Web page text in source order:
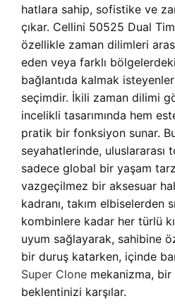
hatlara sahip, sofistike ve
çıkar. Cellini 50525 Dual
özellikle zaman dilimleri
eden veya farklı
bağlantıda kalmak
seçimdir. İkili zaman dilimi
incelikli tasarımında hem
pratik bir fonksiyon sunar.
seyahatlerinde, uluslararası
sadece global bir yaşam
vazgeçilmez bir aksesuar
kadranı, takım elbiselerden
kombinlere kadar her türlü
uyum sağlayarak, sahibine
bir duruş katarken, içinde
Super Clone mekanizma, bir
beklentinizi karşılar.